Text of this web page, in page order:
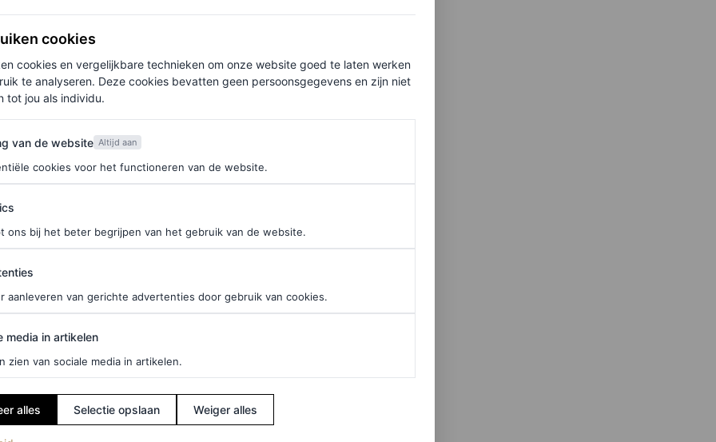
(@duranlantinkyo)
het veroveren is vanuit het Verenigd
bodem is. Toch was het op de Gerrit Rietveld
vak leerde. Derock ’n roll
ontwerpen waarvoor
worden met name veel gedragen door
cookies
cookies en vergelijkbare technieken om onze website goed te laten werken
te analyseren. Deze cookies bevatten geen persoonsgegevens en zijn niet
tot jou als individu.
de website
van de website Altijd aan
cookies voor het functioneren van de website.
ons bij het beter begrijpen van het gebruik van de website.
aanleveren van gerichte advertenties door gebruik van cookies.
in artikelen
media in artikelen
zien van sociale media in artikelen.
alles Selectie opslaan Weiger alles